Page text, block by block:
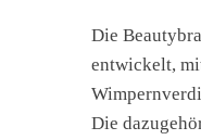
Die
entwickelt,
Die